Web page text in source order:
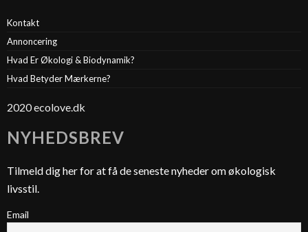
Kontakt
Annoncering
Hvad Er Økologi & Biodynamik?
Hvad Betyder Mærkerne?
2020 ecolove.dk
NYHEDSBREV
Tilmeld dig her for at få de seneste nyheder om økologisk
livsstil.
Email